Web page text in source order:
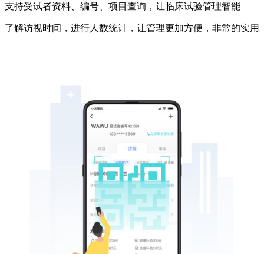
支持受试者资料、编号、项目查询，让临床试验管理智能
了解访视时间，进行人数统计，让管理更加方便，非常的实用